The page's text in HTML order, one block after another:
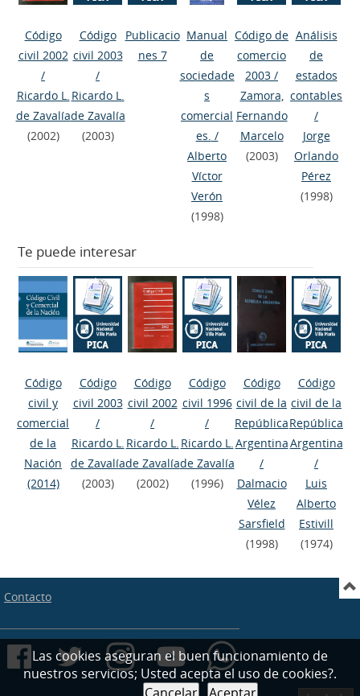
Código
civil 2002
/
Ricardo L.
de Zavalía
(2002)
Código
civil 2003
/
Ricardo L.
de Zavalía
(2003)
Publicacio
nes 7
Manual
de
sociedade
s
comercial
es. /
Alberto
Víctor
Verón
(1998)
Código de
comercio
2003 /
Zamora,
Fernando
Marcelo
(2003)
Análisis
de
estados
contables
/
Jorge
Orlando
Pérez
(1998)
Te puede interesar
Código
civil y
comercial
de la
Nación
(2014)
Código
civil 2003
/
Ricardo L.
de Zavalía
(2003)
Código
civil 2002
/
Ricardo L.
de Zavalía
(2002)
Código
civil 1996
/
Ricardo L.
de Zavalía
(1996)
Código
civil de la
República
Argentina
/
Dalmacio
Vélez
Sarsfield
(1998)
Código
civil de la
República
Argentina
/
Luis
Alberto
Estivill
(1974)
Contacto
Las cookies aseguran el buen funcionamiento de
nuestros servicios; Usted acepta el uso de cookies?.